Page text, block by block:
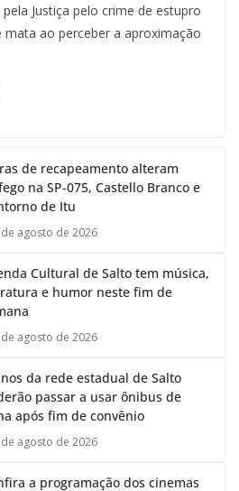
Justiça pelo crime de estupro
mata ao perceber a aproximação
de recapeamento alteram
na SP-075, Castello Branco e
de Itu
agosto de 2026
Cultural de Salto tem música,
e humor neste fim de
agosto de 2026
da rede estadual de Salto
passar a usar ônibus de
após fim de convênio
agosto de 2026
a programação dos cinemas